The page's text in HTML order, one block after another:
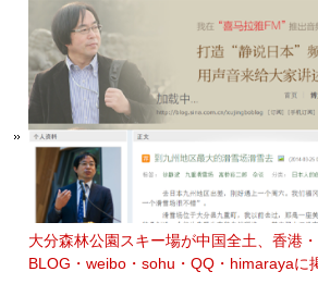
大分森林公園スキー場が中国全土、香港
BLOG・weibo・sohu・QQ・himarayaに